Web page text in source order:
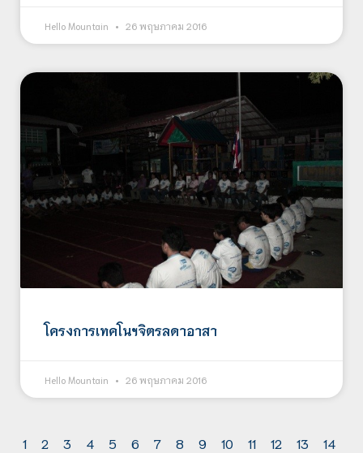
Hello Mountain 26 พฤษภาคม 2016
โครงการเทคโนฯจิตรลดาอาสา
Hello Mountain 26 พฤษภาคม 2016
1 2 3 4 5 6 7 8 9 10 11 12 13
14